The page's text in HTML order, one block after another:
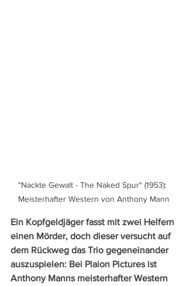
"Nackte Gewalt - The Naked Spur" (1953):
Meisterhafter Western von Anthony Mann
Ein Kopfgeldjäger fasst mit zwei Helfern
einen Mörder, doch dieser versucht auf
dem Rückweg das Trio gegeneinander
auszuspielen: Bei Plaion Pictures ist
Anthony Manns meisterhafter Western